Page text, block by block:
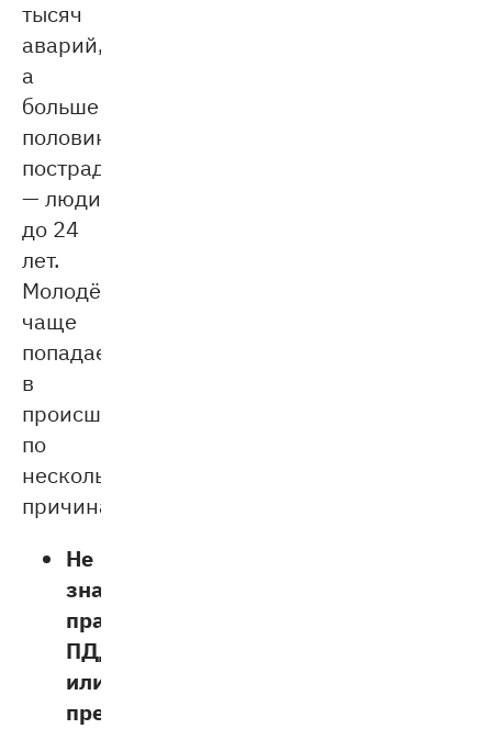
тысяч
аварий,
а
больше
половины
пострадавших
— люди
до 24
лет.
Молодёжь
чаще
попадает
в
происшествия
по
нескольким
причинам:
Не
знают
правила
ПДД
или
пренебрегают